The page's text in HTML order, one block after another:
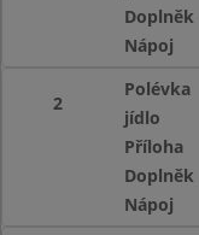
Doplněk
Nápoj
2
Polévka
jídlo
Příloha
Doplněk
Nápoj